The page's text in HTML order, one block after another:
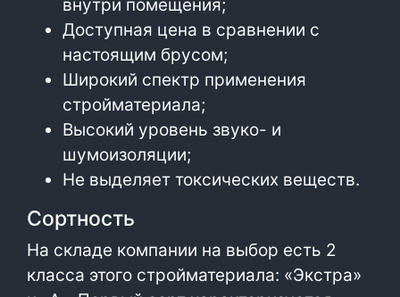
внутри помещения;
Доступная цена в сравнении с
настоящим брусом;
Широкий спектр применения
стройматериала;
Высокий уровень звуко- и
шумоизоляции;
Не выделяет токсических веществ.
Сортность
На складе компании на выбор есть 2
класса этого стройматериала: «Экстра»